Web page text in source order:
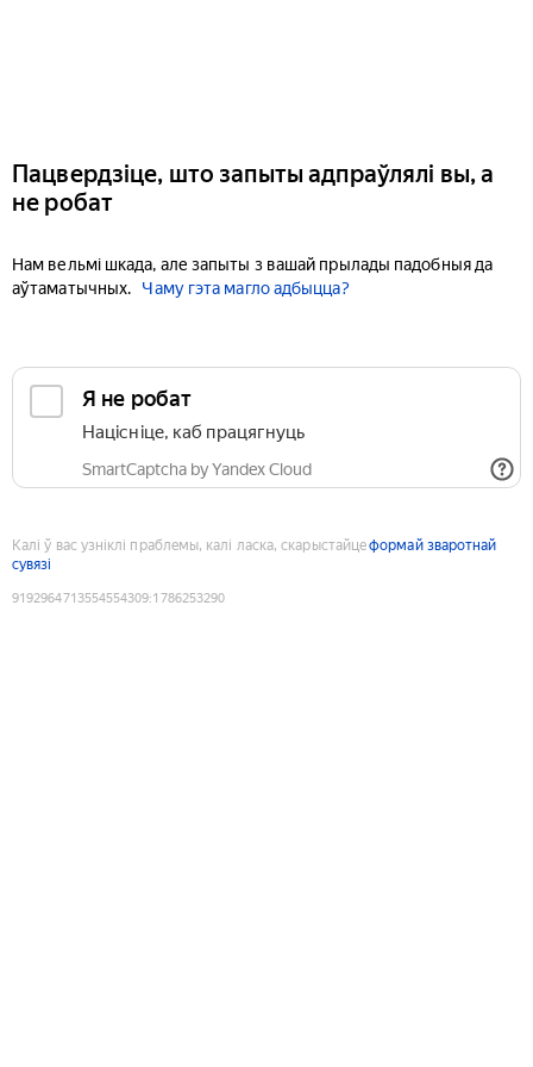
Пацвердзіце, што запыты адпраўлялі вы, а
не робат
Нам вельмі шкада, але запыты з вашай прылады падобныя да
аўтаматычных.
Чаму гэта магло адбыцца?
Я не робат
Націсніце, каб працягнуць
SmartCaptcha by Yandex Cloud
Калі ў вас узніклі праблемы, калі ласка, скарыстайцеформай зваротнай
сувязі
9192964713554554309:1786253290